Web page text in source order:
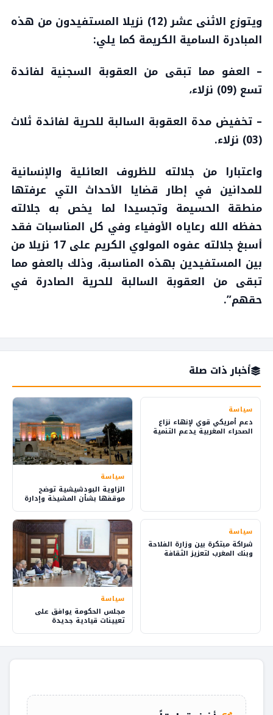
ويتوزع الاثنى عشر (12) نزيلا المستفيدون من هذه
المبادرة السامية الكريمة كما يلي:
– العفو مما تبقى من العقوبة السجنية لفائدة
تسع (09) نزلاء،
– تخفيض مدة العقوبة السالبة للحرية لفائدة ثلاث
(03) نزلاء.
واعتبارا من جلالته للظروف العائلية والإنسانية
للمدانين في إطار قضايا الأحداث التي عرفتها
منطقة الحسيمة وتجسيدا لما يخص به جلالته
حفظه الله رعاياه الأوفياء وفي كل المناسبات فقد
أسبغ جلالته عفوه المولوي الكريم على 17 نزيلا من
بين المستفيدين بهذه المناسبة، وذلك بالعفو مما
تبقى من العقوبة السالبة للحرية الصادرة في
حقهم”.
أخبار ذات صلة
سياسة
دعم أمريكي قوي لإنهاء نزاع
الصحراء المغربية يدعم التنمية
سياسة
الزاوية البودشيشية توضح
موقفها بشأن المشيخة وإدارة
سياسة
شراكة مبتكرة بين وزارة الفلاحة
وبنك المغرب لتعزيز الثقافة
سياسة
مجلس الحكومة يوافق على
تعيينات قيادية جديدة